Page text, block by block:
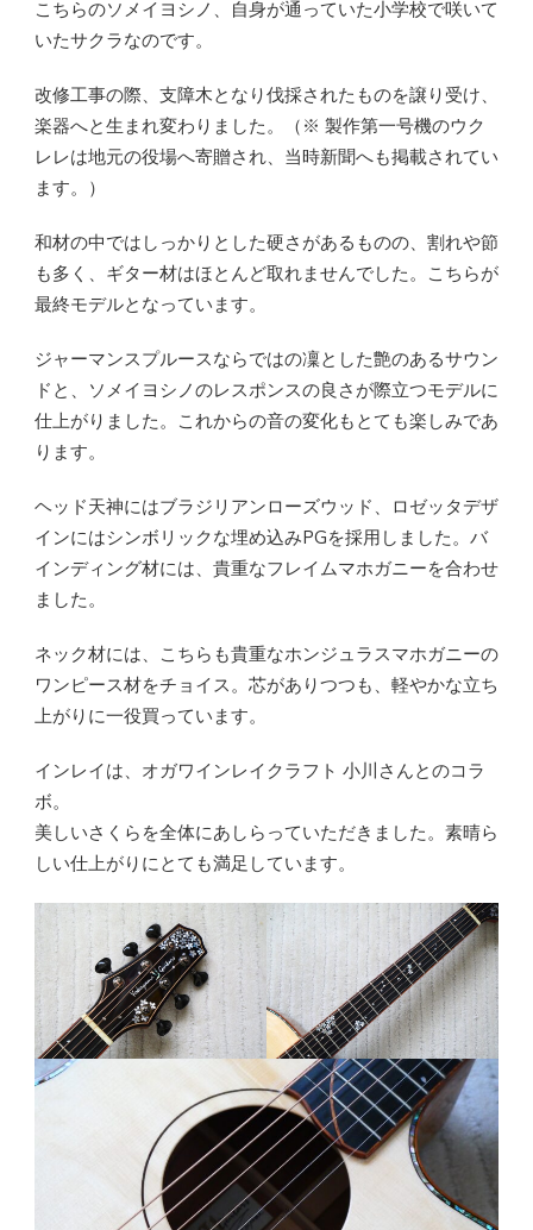
こちらのソメイヨシノ、自身が通っていた小学校で咲いて
いたサクラなのです。
改修工事の際、支障木となり伐採されたものを譲り受け、
楽器へと生まれ変わりました。（※ 製作第一号機のウク
レレは地元の役場へ寄贈され、当時新聞へも掲載されてい
ます。）
和材の中ではしっかりとした硬さがあるものの、割れや節
も多く、ギター材はほとんど取れませんでした。こちらが
最終モデルとなっています。
ジャーマンスプルースならではの凜とした艶のあるサウン
ドと、ソメイヨシノのレスポンスの良さが際立つモデルに
仕上がりました。これからの音の変化もとても楽しみであ
ります。
ヘッド天神にはブラジリアンローズウッド、ロゼッタデザ
インにはシンボリックな埋め込みPGを採用しました。バ
インディング材には、貴重なフレイムマホガニーを合わせ
ました。
ネック材には、こちらも貴重なホンジュラスマホガニーの
ワンピース材をチョイス。芯がありつつも、軽やかな立ち
上がりに一役買っています。
インレイは、オガワインレイクラフト 小川さんとのコラ
ボ。
美しいさくらを全体にあしらっていただきました。素晴ら
しい仕上がりにとても満足しています。